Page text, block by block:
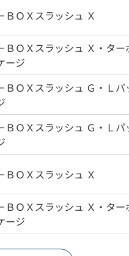
ＢＯＸスラッシュ Ｘ
ＢＯＸスラッシュ Ｘ・ター
ージ
ＢＯＸスラッシュ Ｇ・Ｌパ
ＢＯＸスラッシュ Ｇ・Ｌパ
ＢＯＸスラッシュ Ｘ
ＢＯＸスラッシュ Ｘ・ター
ージ